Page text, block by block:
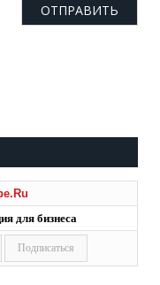
для бизнеса